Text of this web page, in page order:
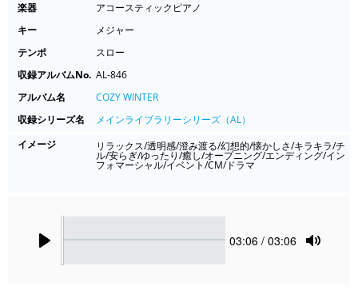
楽器
アコースティックピアノ
キー
メジャー
テンポ
スロー
収録アルバムNo. AL-846
アルバム名
COZY WINTER
収録シリーズ名
メインライブラリーシリーズ（AL）
イメージ
リラックス/透明感/澄み渡る/幻想的/懐かしさ/キラキラ/チ
ル/安らぎ/ゆったり/癒し/オープニング/エンディング/イン
フォマーシャル/イベント/CM/ドラマ
Current
03:06 / 03:06